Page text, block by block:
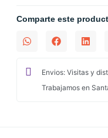
Comparte este
Envios: Visitas y
Trabajamos en